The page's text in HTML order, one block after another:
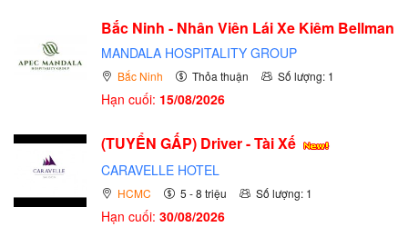
Bắc Ninh - Nhân Viên Lái Xe Kiêm Bellman
MANDALA HOSPITALITY GROUP
Bắc Ninh Thỏa thuận Số lượng: 1
Hạn cuối: 15/08/2026
(TUYỂN GẤP) Driver - Tài Xế
CARAVELLE HOTEL
HCMC 5 - 8 triệu Số lượng: 1
Hạn cuối: 30/08/2026